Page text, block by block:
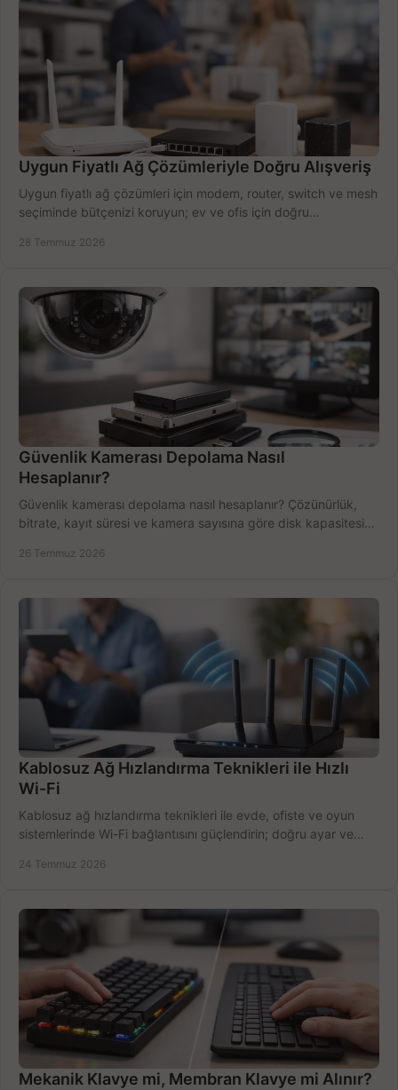
Uygun Fiyatlı Ağ Çözümleriyle Doğru Alışveriş
Uygun fiyatlı ağ çözümleri için modem, router, switch ve mesh
seçiminde bütçenizi koruyun; ev ve ofis için doğru
28 Temmuz 2026
Güvenlik Kamerası Depolama Nasıl
Hesaplanır?
Güvenlik kamerası depolama nasıl hesaplanır? Çözünürlük,
bitrate, kayıt süresi ve kamera sayısına göre disk kapasitesini
26 Temmuz 2026
Kablosuz Ağ Hızlandırma Teknikleri ile Hızlı
Wi-Fi
Kablosuz ağ hızlandırma teknikleri ile evde, ofiste ve oyun
sistemlerinde Wi-Fi bağlantısını güçlendirin; doğru ayar ve
24 Temmuz 2026
Mekanik Klavye mi, Membran Klavye mi Alınır?